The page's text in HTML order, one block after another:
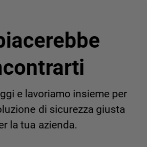
e lavoriamo insieme per
di sicurezza giusta
la tua azienda.